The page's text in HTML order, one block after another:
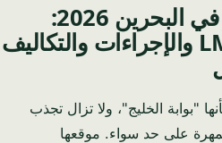
تأشيرة العمل في البحرين 2026:
متطلبات LMRA والإجراءات والتكاليف
"بوابة الخليج"، ولا تزال تجذب
على حد سواء. موقعها